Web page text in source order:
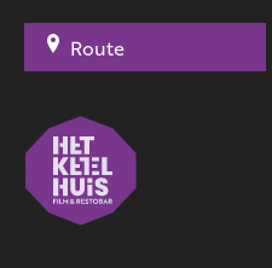
Route